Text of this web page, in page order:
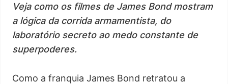
Veja como os filmes de James Bond mostram
a lógica da corrida armamentista, do
laboratório secreto ao medo constante de
superpoderes.
Como a franquia James Bond retratou a